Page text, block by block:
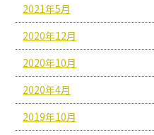
2021年5月
2020年12月
2020年10月
2020年4月
2019年10月